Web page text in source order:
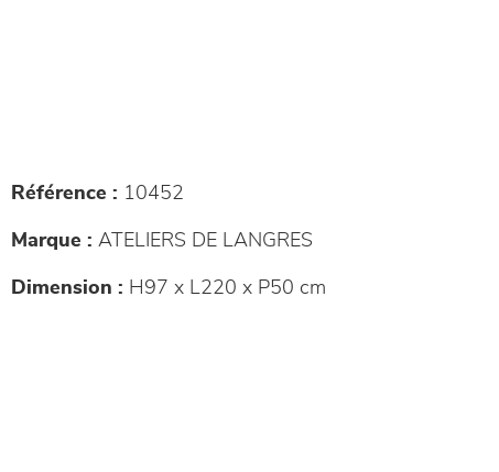
Référence : 10452
Marque : ATELIERS DE LANGRES
Dimension : H97 x L220 x P50 cm